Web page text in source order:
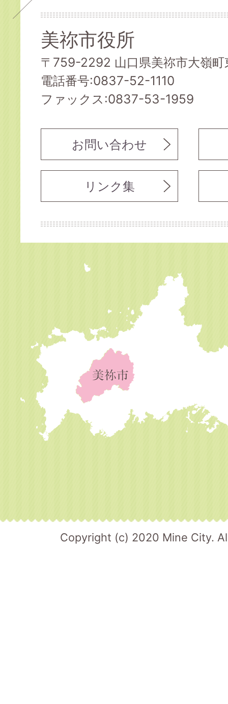
美祢市役所
〒759-2292 山口県美祢市大嶺
電話番号:0837-52-1110
ファックス:0837-53-1959
お問い合わせ
リンク集
Copyright (c) 2020 Mine City.